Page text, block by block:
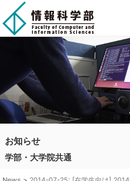
お知らせ
学部・大学院共通